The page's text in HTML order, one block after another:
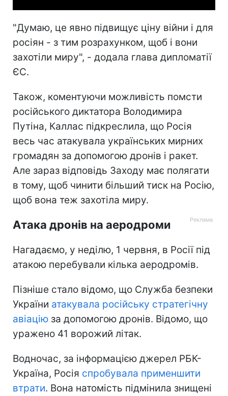
"Думаю, це явно підвищує ціну війни і для
росіян - з тим розрахунком, щоб і вони
захотіли миру", - додала глава дипломатії
ЄС.
Також, коментуючи можливість помсти
російського диктатора Володимира
Путіна, Каллас підкреслила, що Росія
весь час атакувала українських мирних
громадян за допомогою дронів і ракет.
Але зараз відповідь Заходу має полягати
в тому, щоб чинити більший тиск на Росію,
щоб вона теж захотіла миру.
Атака дронів на аеродроми
Нагадаємо, у неділю, 1 червня, в Росії під
атакою перебували кілька аеродромів.
Пізніше стало відомо, що Служба безпеки
України атакувала російську стратегічну
авіацію за допомогою дронів. Відомо, що
уражено 41 ворожий літак.
Водночас, за інформацією джерел РБК-
Україна, Росія спробувала применшити
втрати. Вона натомість підмінила знищені